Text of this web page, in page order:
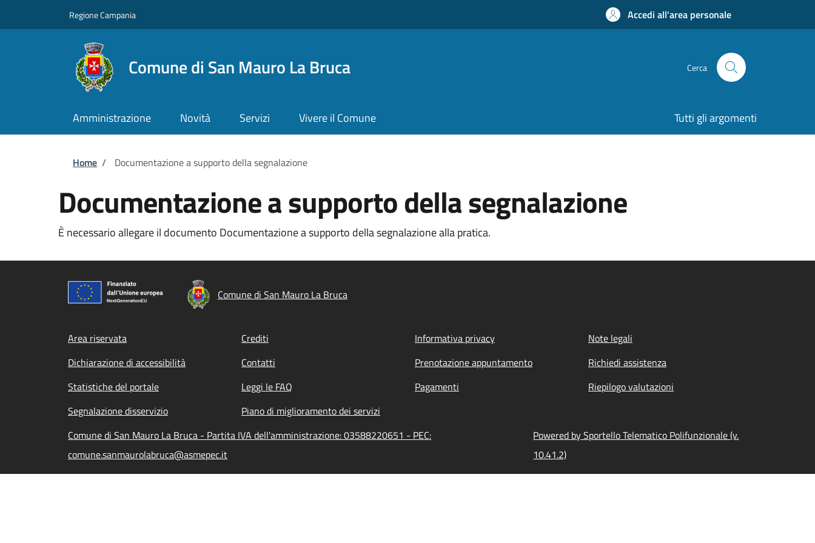
Regione Campania Accedi all'area personale
Comune di San Mauro La Bruca Cerca
Amministrazione Novità Servizi Vivere il Comune Tutti gli argomenti
Briciole di pane
Home / Documentazione a supporto della segnalazione
Documentazione a supporto della segnalazione
È necessario allegare il documento Documentazione a supporto della segnalazione alla pratica.
Comune di San Mauro La Bruca
Footer menu
Area riservata Crediti Informativa privacy
Note legali
Dichiarazione di accessibilità
Contatti Prenotazione appuntamento
Richiedi assistenza
Statistiche del portale
Leggi le FAQ Pagamenti
Riepilogo valutazioni
Segnalazione disservizio
Piano di miglioramento dei servizi
Comune di San Mauro La Bruca - Partita IVA dell'amministrazione: 03588220651 - PEC:
comune.sanmaurolabruca@asmepec.it
Powered by Sportello Telematico Polifunzionale (v.
10.41.2)